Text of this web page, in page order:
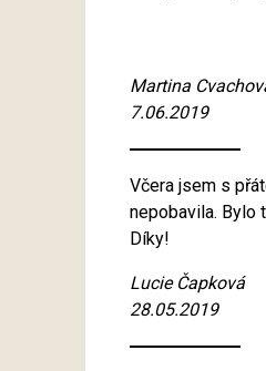
Martina
7.06.2019
Včera jsem s
nepobavila. Bylo
Díky!
Lucie Čapková
28.05.2019